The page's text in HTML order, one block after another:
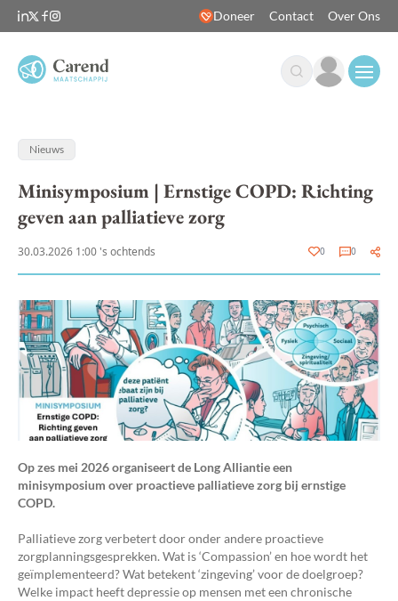
Doneer Contact Over Ons
Nieuws
Minisymposium | Ernstige COPD: Richting
geven aan palliatieve zorg
30.03.2026 1:00 's ochtends 0 0
Op zes mei 2026 organiseert de Long Alliantie een
minisymposium over proactieve palliatieve zorg bij ernstige
COPD.
Palliatieve zorg verbetert door onder andere proactieve
zorgplanningsgesprekken. Wat is ‘Compassion’ en hoe wordt het
geïmplementeerd? Wat betekent ‘zingeving’ voor de doelgroep?
Welke impact heeft depressie op mensen met een chronische